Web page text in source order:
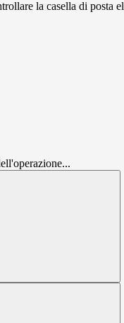
la casella di posta